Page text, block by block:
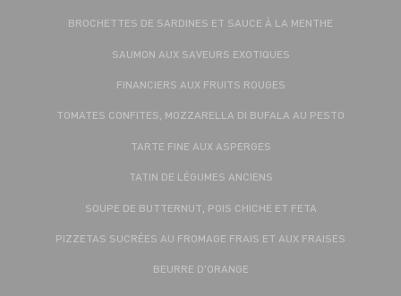
BROCHETTES DE SARDINES ET SAUCE À LA MENTHE
SAUMON AUX SAVEURS EXOTIQUES
FINANCIERS AUX FRUITS ROUGES
TOMATES CONFITES, MOZZARELLA DI BUFALA AU PESTO
TARTE FINE AUX ASPERGES
TATIN DE LÉGUMES ANCIENS
SOUPE DE BUTTERNUT, POIS CHICHE ET FETA
PIZZETAS SUCRÉES AU FROMAGE FRAIS ET AUX FRAISES
BEURRE D'ORANGE